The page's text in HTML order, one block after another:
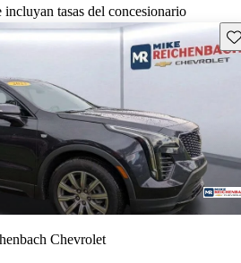
tasas del concesionario
Chevrolet